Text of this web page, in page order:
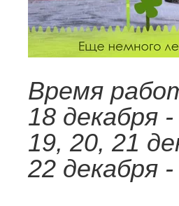
Время
18 декабря
19, 20, 21
22 декабря